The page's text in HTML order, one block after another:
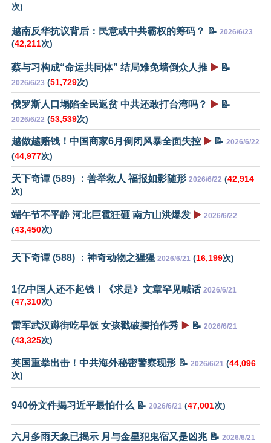
次)
越南反华抗议背后：民意或中共霸权的筹码？ 📝 2026/6/23
(42,211次)
蔡与习构成“命运共同体” 结局难免墙倒众人推 ▶️ 📝
2026/6/23 (51,729次)
俄罗斯人口塌陷全民返贫 中共还敢打台湾吗？ ▶️ 📝
2026/6/22 (53,539次)
越做越赔钱！中国商家6月倒闭风暴全面失控 ▶️ 📝 2026/6/22
(44,977次)
天下奇谭 (589) ：善举救人 福报如影随形 2026/6/22 (42,914
次)
端午节不平静 河北巨雹狂砸 南方山洪爆发 ▶️ 2026/6/22
(43,450次)
天下奇谭 (588) ：神奇动物之猩猩 2026/6/21 (16,199次)
1亿中国人还不起钱！《求是》文章罕见喊话 2026/6/21
(47,310次)
雷军武汉蹲街吃早饭 女孩戳破摆拍作秀 ▶️ 📝 2026/6/21
(43,325次)
英国重拳出击！中共海外秘密警察现形 📝 2026/6/21 (44,096
次)
940份文件揭习近平最怕什么 📝 2026/6/21 (47,001次)
六月多雨天象已揭示 月与金星犯鬼宿又是凶兆 📝 2026/6/21